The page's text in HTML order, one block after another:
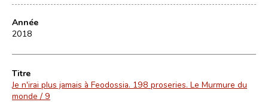
Année
2018
Titre
Je n'irai plus jamais à Feodossia. 198 proseries. Le Murmure du
monde / 9